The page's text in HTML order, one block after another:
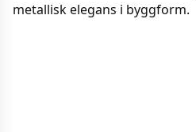
metallisk elegans i byggform.